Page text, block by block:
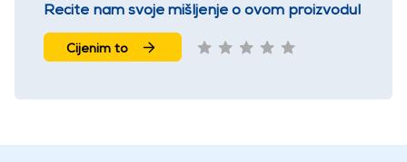
Recite nam svoje mišljenje o ovom proizvodu!
Cijenim to